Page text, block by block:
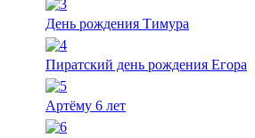
День рождения Тимура
Пиратский день рождения Егора
Артёму 6 лет